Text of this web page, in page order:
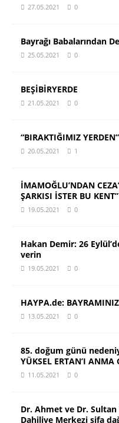
27.05.2021 0
Bayrağı Babalarından
25.05.2021 0
BEŞİBİRYERDE
21.05.2021 0
“BIRAKTIĞIMIZ YERDEN”
20.05.2021 1
İMAMOĞLU’NDAN
ŞARKISI İSTER BU KENT”
19.05.2021 0
Hakan Demir: 26
verin
19.05.2021 0
HAYPA.de:
13.05.2021 0
85. doğum günü
YÜKSEL ERTAN’I ANMA
11.05.2021 0
Dr. Ahmet ve Dr.
Dahiliye Merkezi şifa